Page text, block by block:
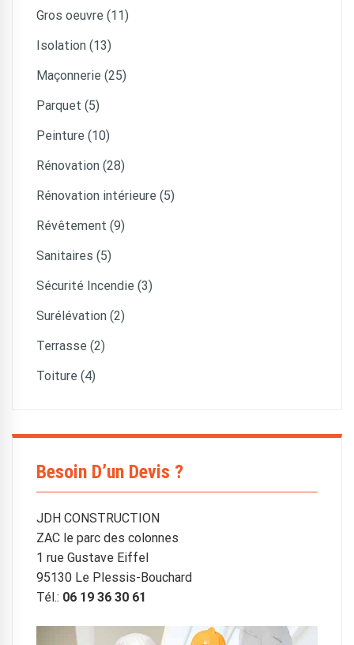
Gros oeuvre (11)
Isolation (13)
Maçonnerie (25)
Parquet (5)
Peinture (10)
Rénovation (28)
Rénovation intérieure (5)
Révêtement (9)
Sanitaires (5)
Sécurité Incendie (3)
Surélévation (2)
Terrasse (2)
Toiture (4)
Besoin D’un Devis ?
JDH CONSTRUCTION
ZAC le parc des colonnes
1 rue Gustave Eiffel
95130 Le Plessis-Bouchard
Tél.: 06 19 36 30 61